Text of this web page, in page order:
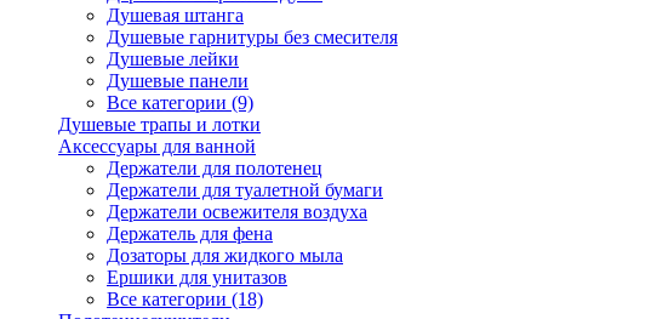
Душевая штанга
Душевые гарнитуры без смесителя
Душевые лейки
Душевые панели
Все категории (9)
Душевые трапы и лотки
Аксессуары для ванной
Держатели для полотенец
Держатели для туалетной бумаги
Держатели освежителя воздуха
Держатель для фена
Дозаторы для жидкого мыла
Ершики для унитазов
Все категории (18)